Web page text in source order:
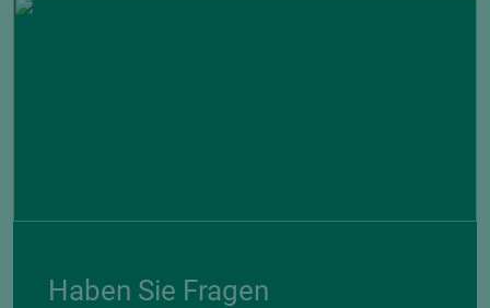
Haben Sie Fragen